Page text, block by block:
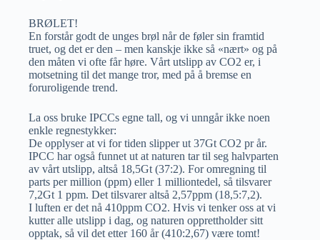
BRØLET!
En forstår godt de unges brøl når de føler sin framtid
truet, og det er den – men kanskje ikke så «nært» og på
den måten vi ofte får høre. Vårt utslipp av CO2 er, i
motsetning til det mange tror, med på å bremse en
foruroligende trend.
La oss bruke IPCCs egne tall, og vi unngår ikke noen
enkle regnestykker:
De opplyser at vi for tiden slipper ut 37Gt CO2 pr år.
IPCC har også funnet ut at naturen tar til seg halvparten
av vårt utslipp, altså 18,5Gt (37:2). For omregning til
parts per million (ppm) eller 1 milliontedel, så tilsvarer
7,2Gt 1 ppm. Det tilsvarer altså 2,57ppm (18,5:7,2).
I luften er det nå 410ppm CO2. Hvis vi tenker oss at vi
kutter alle utslipp i dag, og naturen opprettholder sitt
opptak, så vil det etter 160 år (410:2,67) være tomt!